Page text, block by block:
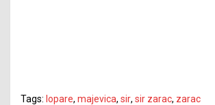
Tags: lopare, majevica, sir, sir zarac, zarac